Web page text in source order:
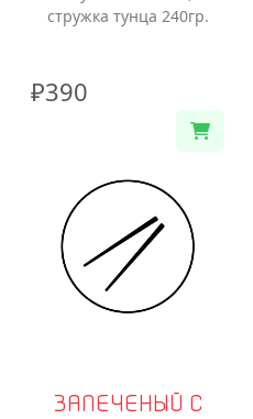
стружка тунца 240гр.
₽390
ЗАПЕЧЕНЫЙ С